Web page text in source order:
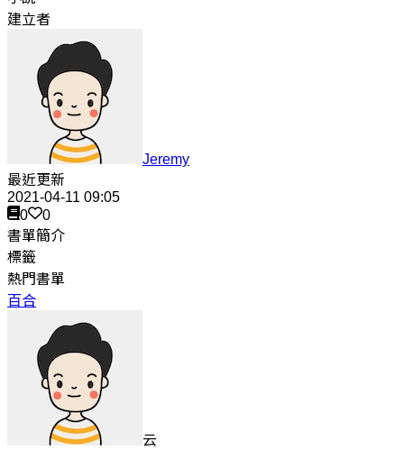
建立者
Jeremy
最近更新
2021-04-11 09:05
0
0
書單簡介
標籤
熱門書單
百合
云